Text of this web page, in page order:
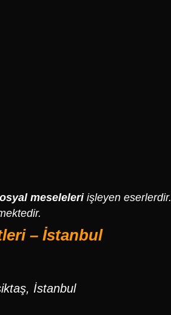
meseleleriişleyen eserlerdir.
– İstanbul
İstanbul